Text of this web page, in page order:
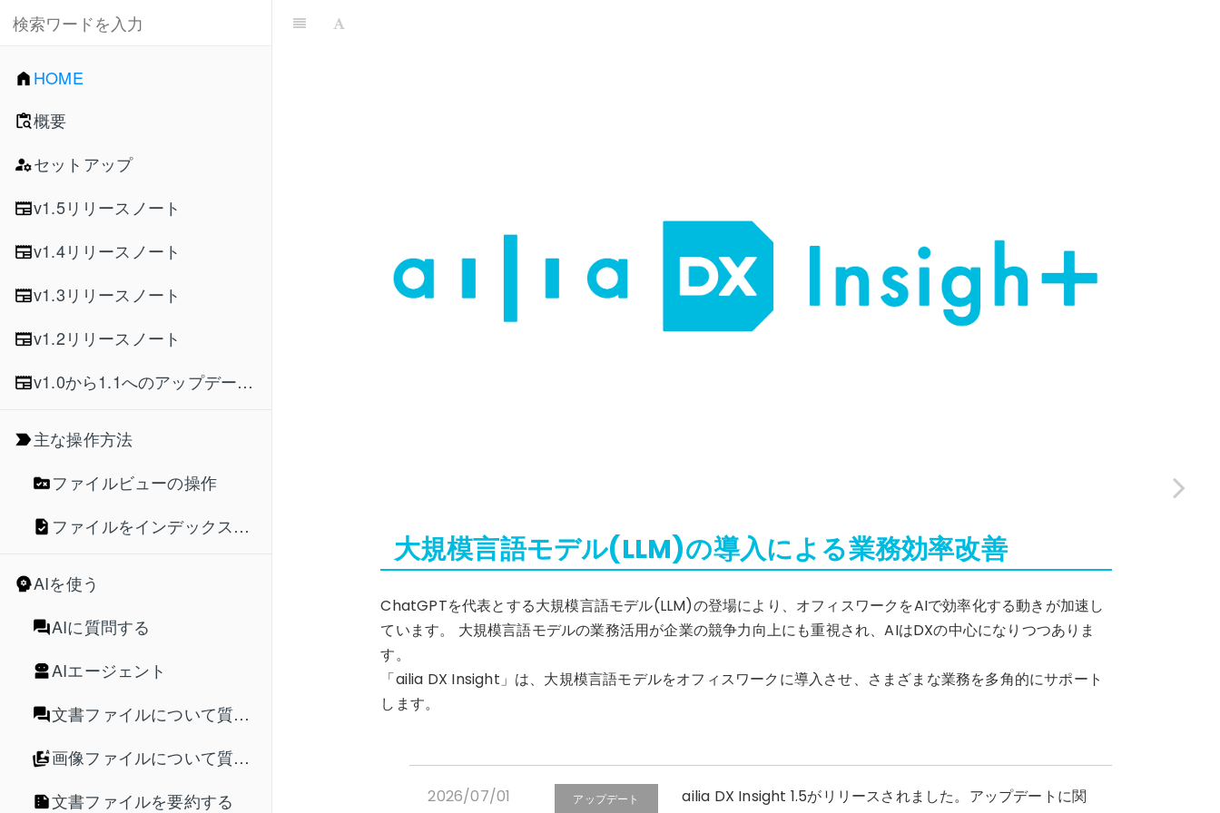
HOME
概要
セットアップ
v1.5リリースノート
v1.4リリースノート
v1.3リリースノート
v1.2リリースノート
v1.0から1.1へのアップデートガイド
主な操作方法
ファイルビューの操作
ファイルをインデックスに登録する
AIを使う
AIに質問する
AIエージェント
文書ファイルについて質問する
画像ファイルについて質問する
文書ファイルを要約する
大規模言語モデル(LLM)の導入による業務効率改善
ChatGPTを代表とする大規模言語モデル(LLM)の登場により、オフィスワークをAIで効率化する動きが加速し
ています。 大規模言語モデルの業務活用が企業の競争力向上にも重視され、AIはDXの中心になりつつありま
す。
「ailia DX Insight」は、大規模言語モデルをオフィスワークに導入させ、さまざまな業務を多角的にサポート
します。
2026/07/01 アップデート
ailia DX Insight 1.5がリリースされました。アップデートに関